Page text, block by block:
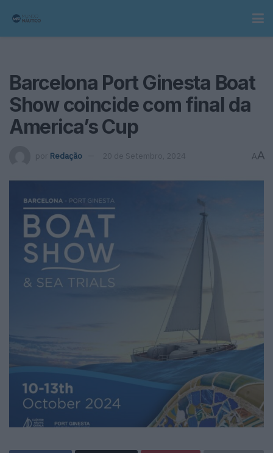
Barcelona Port Ginesta Boat
Show coincide com final da
America’s Cup
por Redação 20 de Setembro, 2024 AA